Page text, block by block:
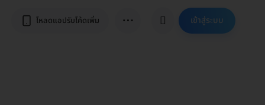
โหลดแอปรับโค้ดเพิ่ม ⋯ เข้าสู่ระบบ